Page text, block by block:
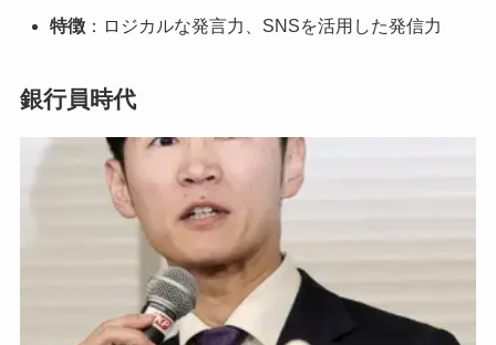
特徴：ロジカルな発言力、SNSを活用した発信力
銀行員時代